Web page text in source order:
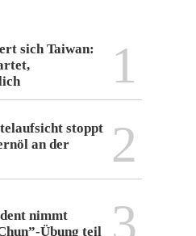
sich Taiwan:
1
stoppt
an der
2
nimmt
Übung teil
3